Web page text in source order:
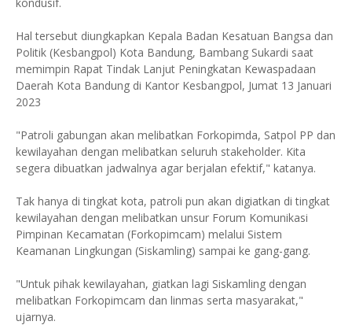
Hal tersebut diungkapkan Kepala Badan Kesatuan Bangsa dan
Politik (Kesbangpol) Kota Bandung, Bambang Sukardi saat
memimpin Rapat Tindak Lanjut Peningkatan Kewaspadaan
Daerah Kota Bandung di Kantor Kesbangpol, Jumat 13 Januari
2023
"Patroli gabungan akan melibatkan Forkopimda, Satpol PP dan
kewilayahan dengan melibatkan seluruh stakeholder. Kita
segera dibuatkan jadwalnya agar berjalan efektif," katanya.
Tak hanya di tingkat kota, patroli pun akan digiatkan di tingkat
kewilayahan dengan melibatkan unsur Forum Komunikasi
Pimpinan Kecamatan (Forkopimcam) melalui Sistem
Keamanan Lingkungan (Siskamling) sampai ke gang-gang.
"Untuk pihak kewilayahan, giatkan lagi Siskamling dengan
melibatkan Forkopimcam dan linmas serta masyarakat,"
ujarnya.